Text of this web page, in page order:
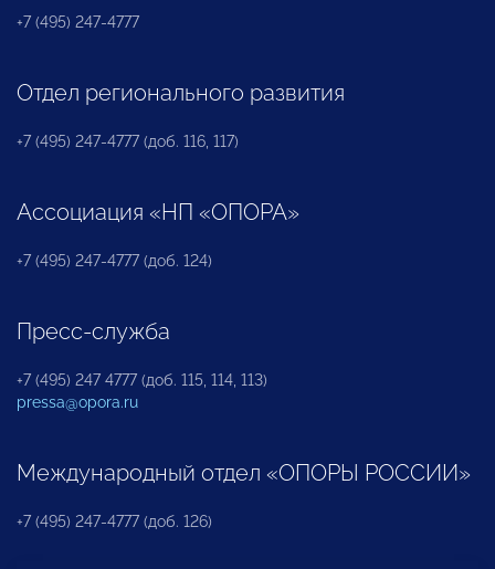
+7 (495) 247-4777
Отдел регионального развития
+7 (495) 247-4777 (доб. 116, 117)
Ассоциация «НП «ОПОРА»
+7 (495) 247-4777 (доб. 124)
Пресс-служба
+7 (495) 247 4777 (доб. 115, 114, 113)
pressa@opora.ru
Международный отдел «ОПОРЫ РОССИИ»
+7 (495) 247-4777 (доб. 126)